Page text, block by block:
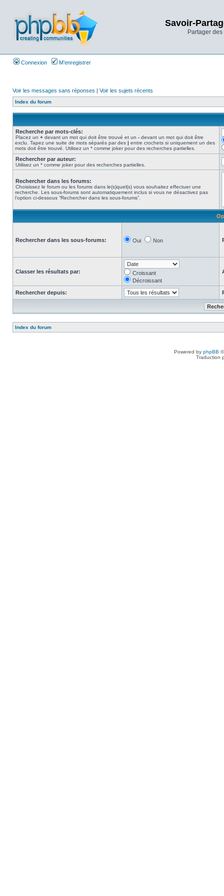
Savoir-
Partager
Connexion M’enregistrer
Voir les messages sans réponses | Voir les sujets récents
Index du forum
Recherche par mots-clés:
Placez un + devant un mot qui doit être trouvé et un - devant un mot qui doit être
exclu. Tapez une suite de mots séparés par des | entre crochets si uniquement un des
mots doit être trouvé. Utilisez un * comme joker pour des recherches partielles.
Rechercher par auteur:
Utilisez un * comme joker pour des recherches partielles.
Rechercher dans les forums:
Choisissez le forum ou les forums dans le(s)quel(s) vous souhaitez effectuer une
recherche. Les sous-forums sont automatiquement inclus si vous ne désactivez pas
l’option ci-dessous “Rechercher dans les sous-forums”.
Rechercher dans les sous-forums: Oui Non
Classer les résultats par:
Croissant
Décroissant
Rechercher depuis:
Index du forum
Powered by phpBB
Traduction